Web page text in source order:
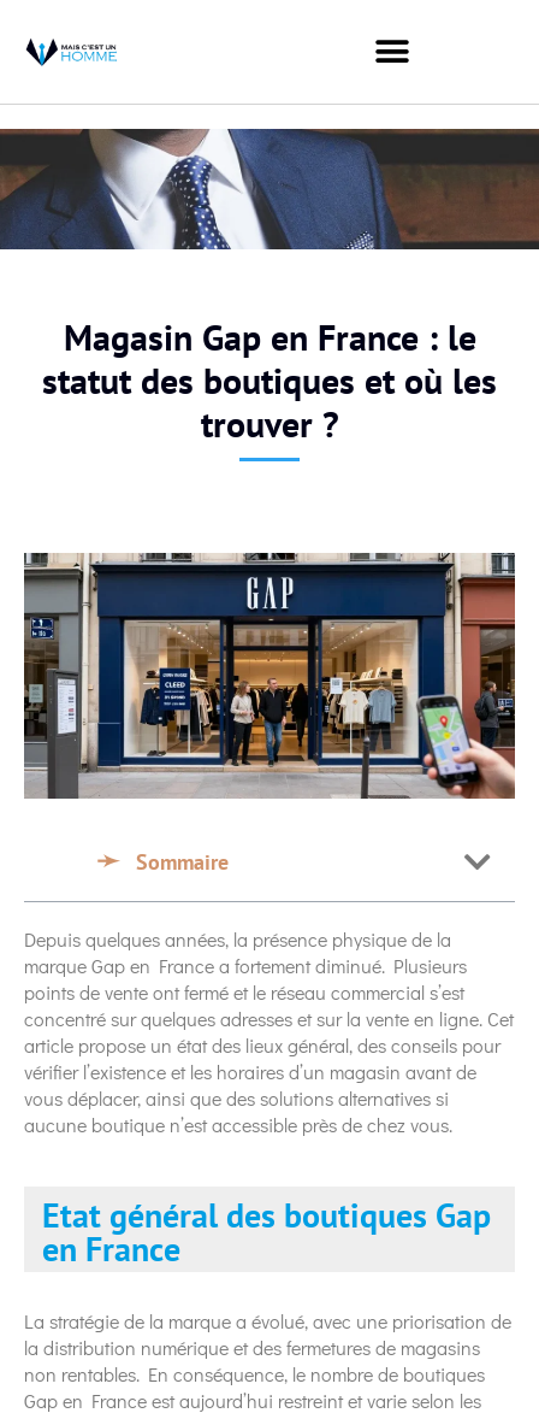
Magasin Gap en France : le
statut des boutiques et où les
trouver ?
Sommaire
Depuis quelques années, la présence physique de la
marque Gap en France a fortement diminué. Plusieurs
points de vente ont fermé et le réseau commercial s’est
concentré sur quelques adresses et sur la vente en ligne. Cet
article propose un état des lieux général, des conseils pour
vérifier l’existence et les horaires d’un magasin avant de
vous déplacer, ainsi que des solutions alternatives si
aucune boutique n’est accessible près de chez vous.
Etat général des boutiques Gap
en France
La stratégie de la marque a évolué, avec une priorisation de
la distribution numérique et des fermetures de magasins
non rentables. En conséquence, le nombre de boutiques
Gap en France est aujourd’hui restreint et varie selon les